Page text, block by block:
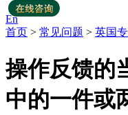
En
首页 > 常见问题 > 英国
操作反馈的
中的一件或